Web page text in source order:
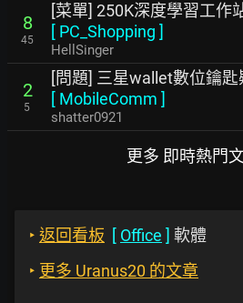
8
45
[菜單] 250K深度學習工作
[ PC_Shopping ]
HellSinger
2
5
[問題] 三星wallet數位鑰匙
[ MobileComm ]
shatter0921
更多 即時熱門
‣ 返回看板 [ Office ] 軟體
‣ 更多 Uranus20 的文章